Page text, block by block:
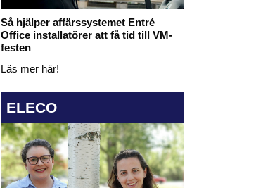
Så hjälper affärssystemet Entré
Office installatörer att få tid till VM-
festen
Läs mer här!
ELECO